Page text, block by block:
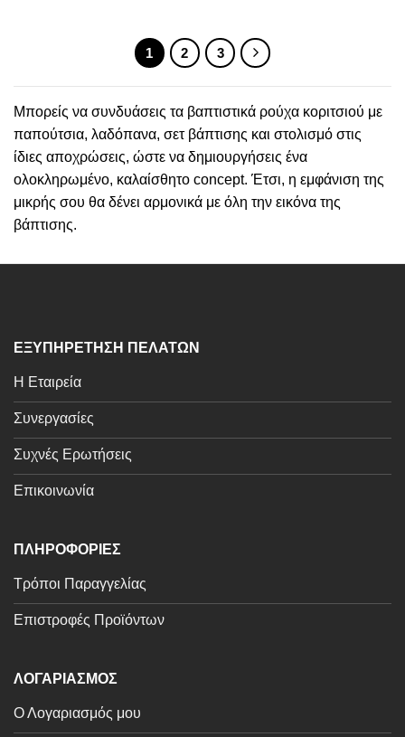
1 2 3
Μπορείς να συνδυάσεις τα βαπτιστικά ρούχα κοριτσιού με
παπούτσια, λαδόπανα, σετ βάπτισης και στολισμό στις
ίδιες αποχρώσεις, ώστε να δημιουργήσεις ένα
ολοκληρωμένο, καλαίσθητο concept. Έτσι, η εμφάνιση της
μικρής σου θα δένει αρμονικά με όλη την εικόνα της
βάπτισης.
ΕΞΥΠΗΡΕΤΗΣΗ ΠΕΛΑΤΩΝ
Η Εταιρεία
Συνεργασίες
Συχνές Ερωτήσεις
Επικοινωνία
ΠΛΗΡΟΦΟΡΙΕΣ
Τρόποι Παραγγελίας
Επιστροφές Προϊόντων
ΛΟΓΑΡΙΑΣΜΟΣ
Ο Λογαριασμός μου